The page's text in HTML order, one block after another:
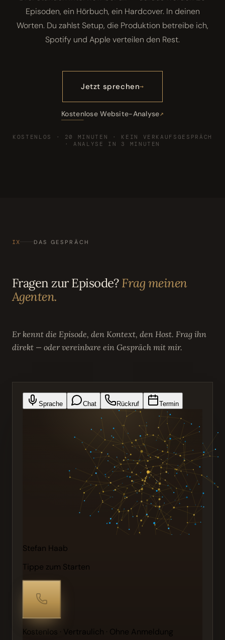
Episoden, ein Hörbuch, ein Hardcover. In deinen
Worten. Du zahlst Setup, die Produktion betreibe ich,
Spotify und Apple verteilen den Rest.
Jetzt sprechen
Kostenlose Website-Analyse
KOSTENLOS · 20 MINUTEN · KEIN VERKAUFSGESPRÄCH
· ANALYSE IN 3 MINUTEN
IX DAS GESPRÄCH
Fragen zur Episode?Frag meinen
Agenten.
Er kennt die Episode, den Kontext, den Host. Frag ihn
direkt — oder vereinbare ein Gespräch mit mir.
Sprache Chat Rückruf Termin
Stefan Haab
Tippe zum Starten
Kostenlos · Vertraulich · Ohne Anmeldung